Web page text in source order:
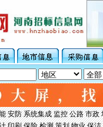
安防 系统集成 监控 公路 市政